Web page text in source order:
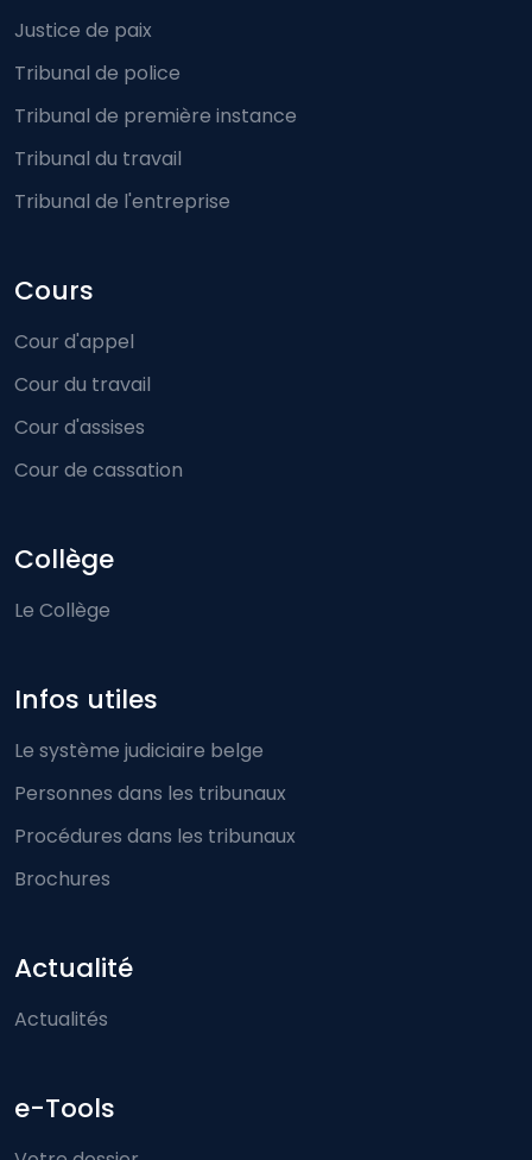
Justice de paix
Tribunal de police
Tribunal de première instance
Tribunal du travail
Tribunal de l'entreprise
Cours
Cour d'appel
Cour du travail
Cour d'assises
Cour de cassation
Collège
Le Collège
Infos utiles
Le système judiciaire belge
Personnes dans les tribunaux
Procédures dans les tribunaux
Brochures
Actualité
Actualités
e-Tools